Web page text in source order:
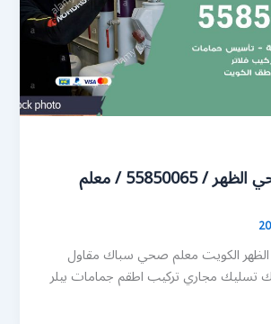
هاتف فني صحي الظهر / 55850065 / معلم
الكويت معلم صحي سباك مقاول
تسليك مجاري تركيب اطقم جمامات بيلر